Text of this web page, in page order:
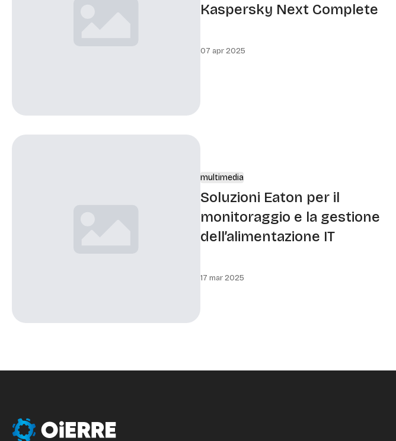
Kaspersky Next Complete
07 apr 2025
multimedia
Soluzioni Eaton per il
monitoraggio e la gestione
dell’alimentazione IT
17 mar 2025